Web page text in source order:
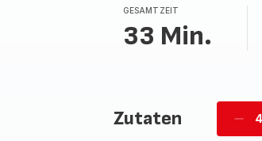
Sternen
(Durchschnitt)
GESAMTZEIT
33 Min.
Zutaten